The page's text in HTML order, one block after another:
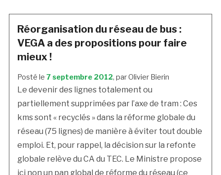
Réorganisation du réseau de bus :
VEGA a des propositions pour faire
mieux !
Posté le 7 septembre 2012, par Olivier Bierin
Le devenir des lignes totalement ou
partiellement supprimées par l’axe de tram : Ces
kms sont « recyclés » dans la réforme globale du
réseau (75 lignes) de manière à éviter tout double
emploi. Et, pour rappel, la décision sur la refonte
globale relève du CA du TEC. Le Ministre propose
ici non un pan global de réforme du réseau (ce